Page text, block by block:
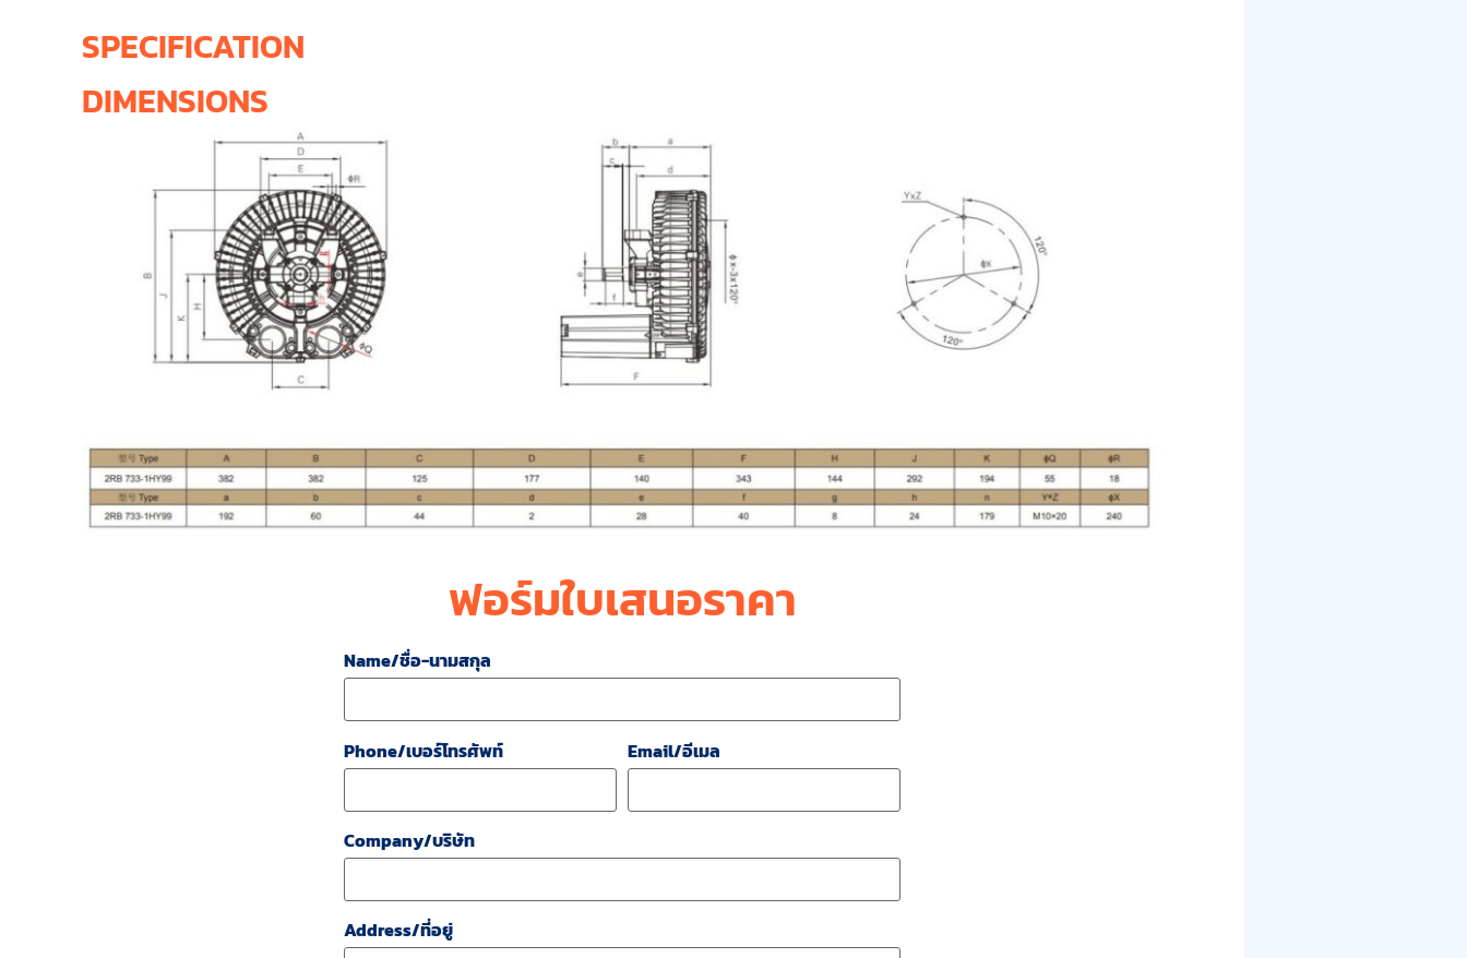
SPECIFICATION
DIMENSIONS
ฟอร์มใบเสนอราคา
Name/ชื่อ-นามสกุล
Phone/เบอร์โทรศัพท์ Email/อีเมล
Company/บริษัท
Address/ที่อยู่